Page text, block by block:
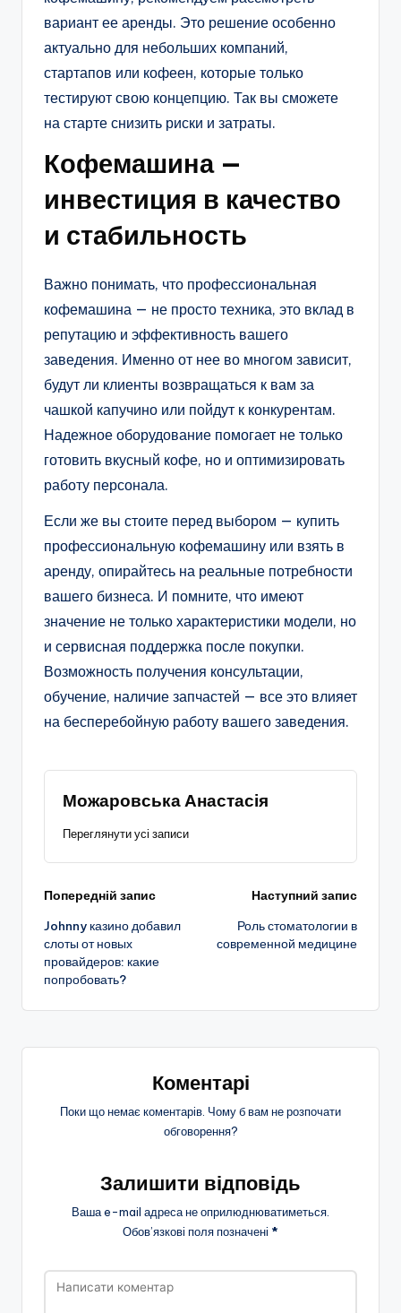
вариант ее аренды. Это решение особенно
актуально для небольших компаний,
стартапов или кофеен, которые только
тестируют свою концепцию. Так вы сможете
на старте снизить риски и затраты.
Кофемашина —
инвестиция в качество
и стабильность
Важно понимать, что профессиональная
кофемашина — не просто техника, это вклад в
репутацию и эффективность вашего
заведения. Именно от нее во многом зависит,
будут ли клиенты возвращаться к вам за
чашкой капучино или пойдут к конкурентам.
Надежное оборудование помогает не только
готовить вкусный кофе, но и оптимизировать
работу персонала.
Если же вы стоите перед выбором — купить
профессиональную кофемашину или взять в
аренду, опирайтесь на реальные потребности
вашего бизнеса. И помните, что имеют
значение не только характеристики модели, но
и сервисная поддержка после покупки.
Возможность получения консультации,
обучение, наличие запчастей — все это влияет
на бесперебойную работу вашего заведения.
Можаровська Анастасія
Переглянути усі записи
Навігація
по
запису
Попередній запис
Johnny казино добавил
слоты от новых
провайдеров: какие
попробовать?
Наступний запис
Роль стоматологии в
современной медицине
Коментарі
Поки що немає коментарів. Чому б вам не розпочати
обговорення?
Залишити відповідь
Ваша e-mail адреса не оприлюднюватиметься.
Обов’язкові поля позначені *